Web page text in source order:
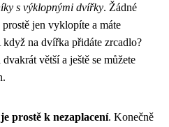
s výklopnými dvířky. Žádné
jen vyklopíte a máte
na dvířka přidáte zrcadlo?
větší a ještě se můžete
prostě k nezaplacení. Konečně